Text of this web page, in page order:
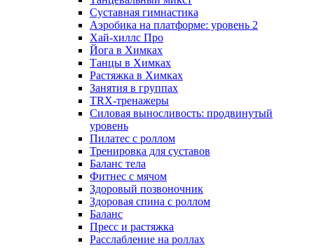
Суставная гимнастика
Аэробика на платформе: уровень 2
Хай-хиллс Про
Йога в Химках
Танцы в Химках
Растяжка в Химках
Занятия в группах
TRX-тренажеры
Силовая выносливость: продвинутый
уровень
Пилатес с роллом
Тренировка для суставов
Баланс тела
Фитнес с мячом
Здоровый позвоночник
Здоровая спина с роллом
Баланс
Пресс и растяжка
Расслабление на роллах